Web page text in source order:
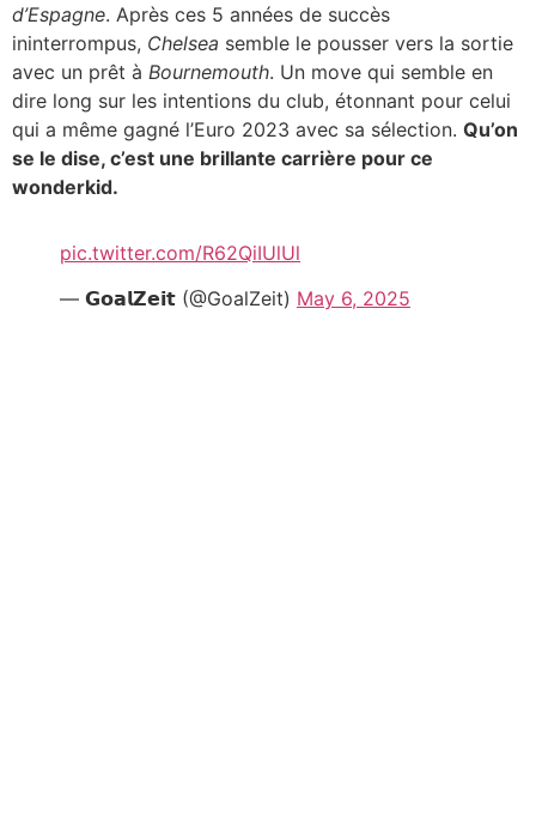
d’Espagne. Après ces 5 années de succès
ininterrompus, Chelsea semble le pousser vers la sortie
avec un prêt à Bournemouth. Un move qui semble en
dire long sur les intentions du club, étonnant pour celui
qui a même gagné l’Euro 2023 avec sa sélection. Qu’on
se le dise, c’est une brillante carrière pour ce
wonderkid.
pic.twitter.com/R62QiIUlUl
— 𝗚𝗼𝗮𝗹𝗭𝗲𝗶𝘁 (@GoalZeit) May 6, 2025